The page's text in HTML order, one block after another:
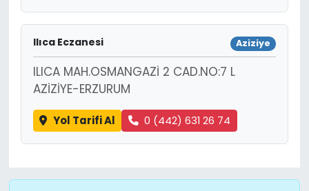
Ilıca Eczanesi Aziziye
ILICA MAH.OSMANGAZİ 2 CAD.NO:7 L
AZİZİYE-ERZURUM
Yol Tarifi Al 0 (442) 631 26 74